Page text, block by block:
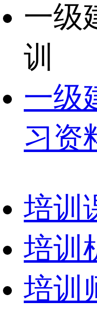
一级
训
一级
习资
培训
培训
培训